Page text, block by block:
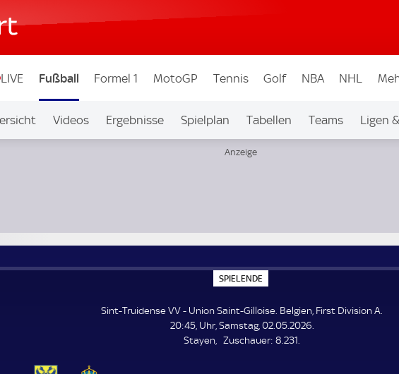
LIVE Fußball Formel 1 MotoGP Tennis Golf NBA NHL
Videos Ergebnisse Spielplan Tabellen Teams Ligen
SPIELENDE
P
E
L
E
N
Sint-Truidense VV - Union Saint-Gilloise. Belgien, First Division A.
20:45, Uhr, Samstag, 02.05.2026.
Stayen
Zuschauer: Z
8.231.